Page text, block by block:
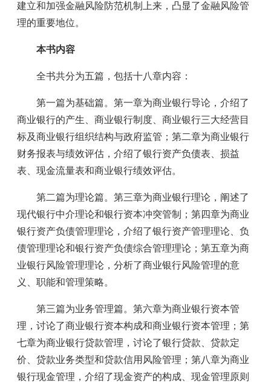
建立和加强金融风险防范机制上来，凸显了金融风险管
理的重要地位。
本书内容
全书共分为五篇，包括十八章内容：
第一篇为基础篇。第一章为商业银行导论，介绍了
商业银行的产生、商业银行制度、商业银行三大经营目
标及商业银行组织结构与政府监管；第二章为商业银行
财务报表与绩效评估，介绍了银行资产负债表、损益
表、现金流量表和商业银行绩效评估。
第二篇为理论篇。第三章为商业银行理论，阐述了
现代银行中介理论和银行资本冲突管制；第四章为商业
银行资产负债管理理论，介绍了银行资产管理理论、负
债管理理论和银行资产负债综合管理理论；第五章为商
业银行风险管理理论，分析了商业银行风险管理的意
义、职能和管理策略。
第三篇为业务管理篇。第六章为商业银行资本管
理，讨论了商业银行资本构成和商业银行资本管理；第
七章为商业银行贷款管理，讨论了银行贷款、贷款定
价、贷款业务类型和贷款信用风险管理；第八章为商业
银行现金管理，介绍了现金资产的构成、现金管理原则